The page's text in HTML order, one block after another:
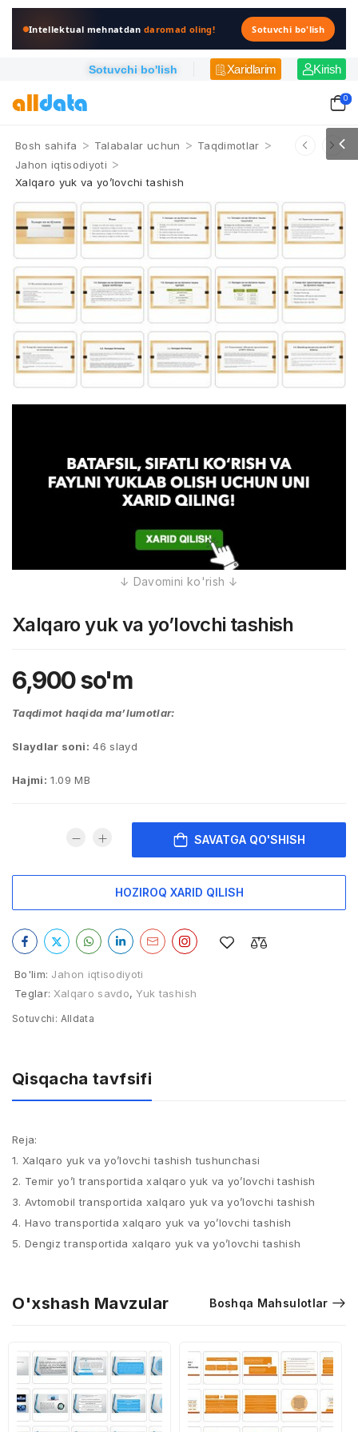
Intellektual mehnatdandaromad oling! Sotuvchi bo'lish
Sotuvchi bo'lish Xaridlarim Kirish
0
Bosh sahifa > Talabalar uchun > Taqdimotlar >
Jahon iqtisodiyoti >
Xalqaro yuk va yo’lovchi tashish
Xalqaro yuk va yo’lovchi tashish
6,900so'm
Taqdimot haqida ma’lumotlar:
Slaydlar soni: 46 slayd
Hajmi: 1.09 MB
SAVATGA QO'SHISH
HOZIROQ XARID QILISH
Bo'lim: Jahon iqtisodiyoti
Teglar: Xalqaro savdo, Yuk tashish
Sotuvchi: Alldata
Qisqacha tavfsifi
Reja:
1. Xalqaro yuk va yo’lovchi tashish tushunchasi
2. Temir yo’l transportida xalqaro yuk va yo’lovchi tashish
3. Avtomobil transportida xalqaro yuk va yo’lovchi tashish
4. Havo transportida xalqaro yuk va yo’lovchi tashish
5. Dengiz transportida xalqaro yuk va yo’lovchi tashish
O'xshash Mavzular Boshqa Mahsulotlar